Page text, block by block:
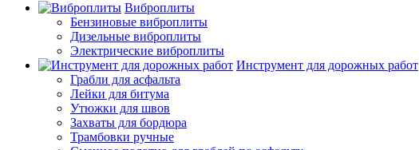
Виброплиты
Бензиновые виброплиты
Дизельные виброплиты
Электрические виброплиты
Инструмент для дорожных работ
Грабли для асфальта
Лейки для битума
Утюжки для швов
Захваты для бордюра
Трамбовки ручные